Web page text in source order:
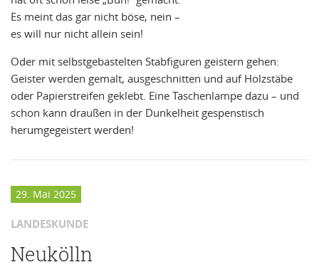
Es meint das gar nicht böse, nein –
es will nur nicht allein sein!
Oder mit selbstgebastelten Stabfiguren geistern gehen:
Geister werden gemalt, ausgeschnitten und auf Holzstäbe
oder Papierstreifen geklebt. Eine Taschenlampe dazu – und
schon kann draußen in der Dunkelheit gespenstisch
herumgegeistert werden!
29. Mai 2025
LANDESKUNDE
Neukölln